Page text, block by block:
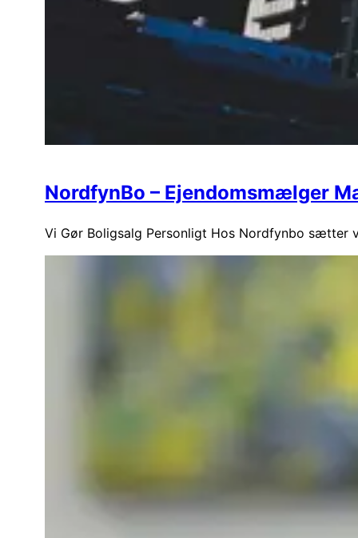
NordfynBo – Ejendomsmælger
Vi Gør Boligsalg Personligt Hos Nordfynbo sætter